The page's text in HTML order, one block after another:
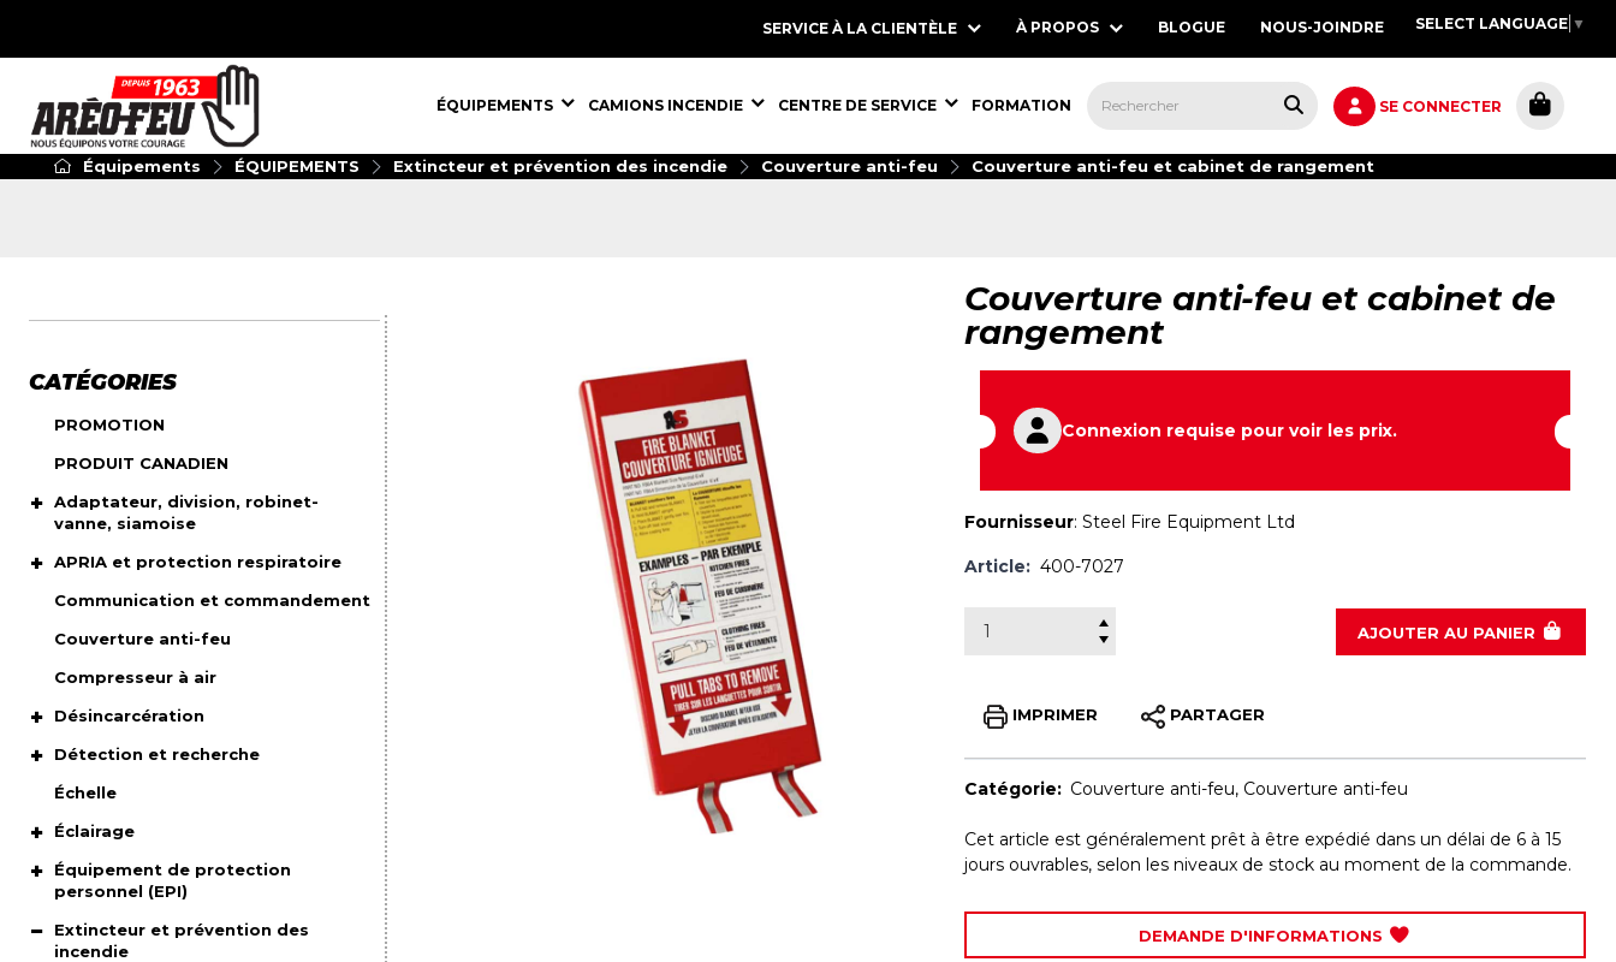
SERVICE À LA CLIENTÈLE À PROPOS BLOGUE NOUS-JOINDRE SELECT LANGUAGE ▼
SE CONNECTER
ÉQUIPEMENTS,
ÉQUIPEMENTS ÉQUIPEMENTS,
CAMIONS INCENDIE ÉQUIPEMENTS,
CENTRE DE SERVICE ÉQUIPEMENTS,
FORMATION
Équipements ÉQUIPEMENTS Extincteur et prévention des incendie Couverture anti-feu Couverture anti-feu et cabinet de rangement
CATÉGORIES
PROMOTION
PRODUIT CANADIEN
Adaptateur, division, robinet-
vanne, siamoise
APRIA et protection respiratoire
Communication et commandement
Couverture anti-feu
Compresseur à air
Désincarcération
Détection et recherche
Échelle
Éclairage
Équipement de protection
personnel (EPI)
Extincteur et prévention des
incendie
Couverture anti-feu et cabinet de
rangement
Connexion requise pour voir les prix.
Fournisseur:Steel Fire Equipment Ltd
Article: 400-7027
AJOUTER400-7027
AU PANIER
IMPRIMER PARTAGER
Catégorie: Couverture anti-feu, Couverture anti-feu
Cet article est généralement prêt à être expédié dans un délai de 6 à 15
jours ouvrables, selon les niveaux de stock au moment de la commande.
DEMANDE D'INFORMATIONS